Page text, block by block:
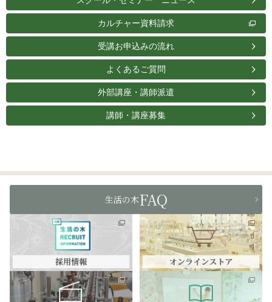
カルチャー資料請求
受講お申込みの流れ
よくあるご質問
外部講座・講師派遣
講師・講座募集
生活の木FAQ